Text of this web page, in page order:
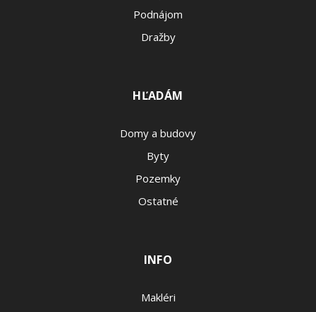
Podnájom
Dražby
HĽADÁM
Domy a budovy
Byty
Pozemky
Ostatné
INFO
Makléri